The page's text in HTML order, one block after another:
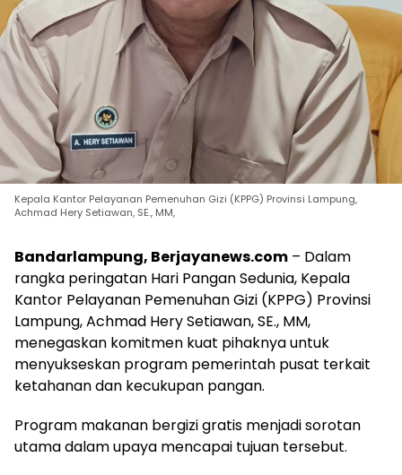
Kepala Kantor Pelayanan Pemenuhan Gizi (KPPG) Provinsi Lampung,
Achmad Hery Setiawan, SE., MM,
Bandarlampung, Berjayanews.com – Dalam
rangka peringatan Hari Pangan Sedunia, Kepala
Kantor Pelayanan Pemenuhan Gizi (KPPG) Provinsi
Lampung, Achmad Hery Setiawan, SE., MM,
menegaskan komitmen kuat pihaknya untuk
menyukseskan program pemerintah pusat terkait
ketahanan dan kecukupan pangan.
Program makanan bergizi gratis menjadi sorotan
utama dalam upaya mencapai tujuan tersebut.